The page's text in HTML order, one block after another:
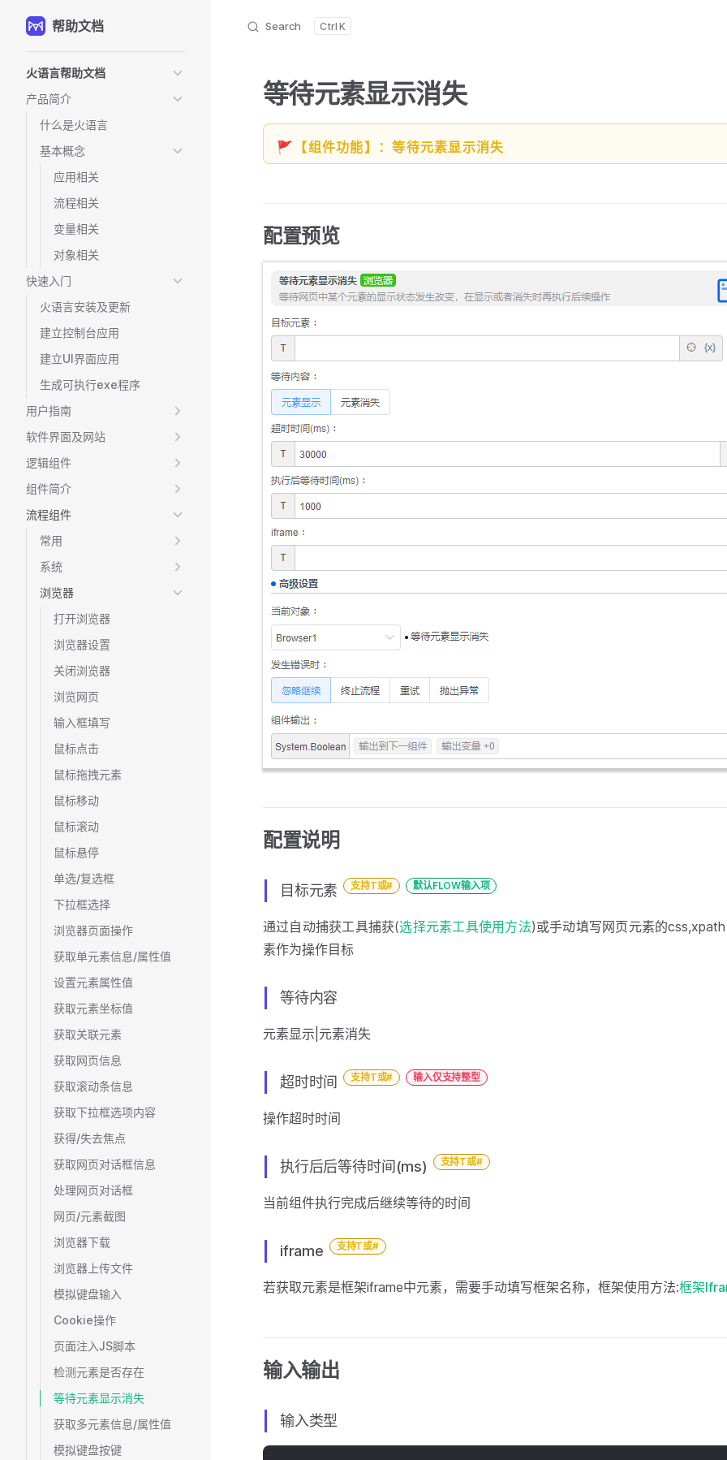
Skip to content
帮助文档 Search K
火语言帮助文档
产品简介
什么是火语言
基本概念
应用相关
流程相关
变量相关
对象相关
快速入门
火语言安装及更新
建立控制台应用
建立UI界面应用
生成可执行exe程序
用户指南
软件界面及网站
逻辑组件
组件简介
流程组件
常用
系统
浏览器
打开浏览器
浏览器设置
关闭浏览器
浏览网页
输入框填写
鼠标点击
鼠标拖拽元素
鼠标移动
鼠标滚动
鼠标悬停
单选/复选框
下拉框选择
浏览器页面操作
获取单元素信息/属性值
设置元素属性值
获取元素坐标值
获取关联元素
获取网页信息
获取滚动条信息
获取下拉框选项内容
获得/失去焦点
获取网页对话框信息
处理网页对话框
网页/元素截图
浏览器下载
浏览器上传文件
模拟键盘输入
Cookie操作
页面注入JS脚本
检测元素是否存在
等待元素显示消失
获取多元素信息/属性值
模拟键盘按键
等待元素显示消失
🚩【组件功能】：等待元素显示消失
配置预览
配置说明
目标元素 支持T或# 默认FLOW输入项
通过自动捕获工具捕获(选择元素工具使用方法)或手动填写网页元素的
素作为操作目标
等待内容
元素显示|元素消失
超时时间 支持T或# 输入仅支持整型
操作超时时间
执行后后等待时间(ms) 支持T或#
当前组件执行完成后继续等待的时间
iframe 支持T或#
若获取元素是框架iframe中元素，需要手动填写框架名称，框架使用方法:框架
输入输出
输入类型